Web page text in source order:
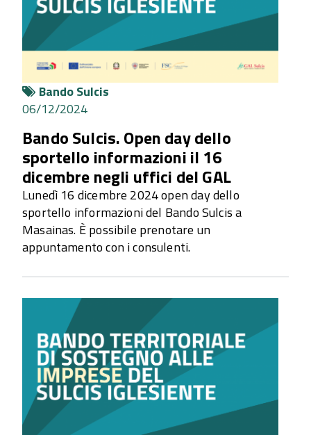
Bando Sulcis
06/12/2024
Bando Sulcis. Open day dello
sportello informazioni il 16
dicembre negli uffici del GAL
Lunedì 16 dicembre 2024 open day dello
sportello informazioni del Bando Sulcis a
Masainas. È possibile prenotare un
appuntamento con i consulenti.